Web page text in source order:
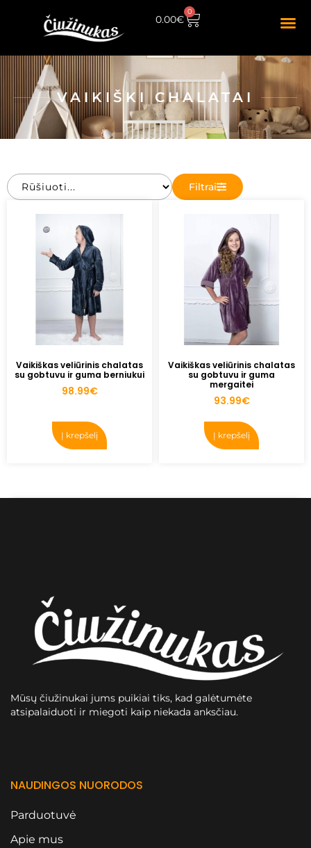
0.00€
0
VAIKIŠKI CHALATAI
Filtrai
Vaikiškas veliūrinis chalatas
su gobtuvu ir guma berniukui
98.99€
Į krepšelį
Vaikiškas veliūrinis chalatas
su gobtuvu ir guma
mergaitei
93.99€
Į krepšelį
Mūsų čiužinukai jums puikiai tiks, kad galėtumėte
atsipalaiduoti ir miegoti kaip niekada anksčiau.
NAUDINGOS NUORODOS
Parduotuvė
Apie mus